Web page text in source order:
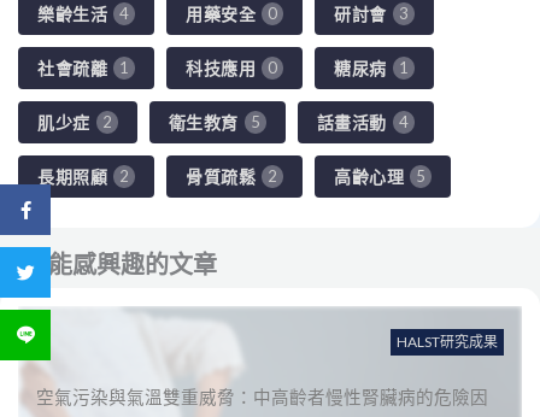
分享到 Twitter
樂齡生活 4 用藥安全 0 研討會 3
社會疏離 1 科技應用 0 糖尿病 1
肌少症 2 衛生教育 5 話畫活動 4
長期照顧 2 骨質疏鬆 2 高齡心理 5
您可能感興趣的文章
HALST研究成果
空氣污染與氣溫雙重威脅：中高齡者慢性腎臟病的危險因